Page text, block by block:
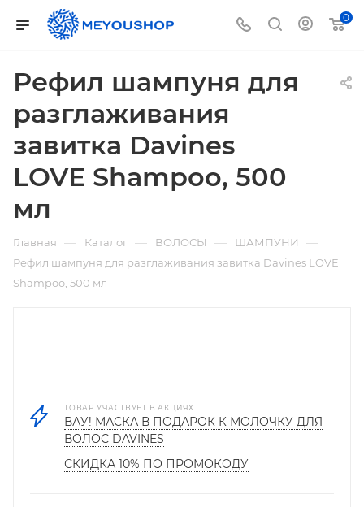
0
Рефил шампуня для
разглаживания
завитка Davines
LOVE Shampoo, 500
мл
Главная — Каталог — ВОЛОСЫ — ШАМПУНИ —
Рефил шампуня для разглаживания завитка Davines LOVE
Shampoo, 500 мл
ТОВАР УЧАСТВУЕТ В АКЦИЯХ
ВАУ! МАСКА В ПОДАРОК К МОЛОЧКУ ДЛЯ
ВОЛОС DAVINES
СКИДКА 10% ПО ПРОМОКОДУ